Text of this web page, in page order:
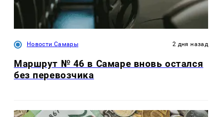
Новости Самары 2 дня назад
Маршрут № 46 в Самаре вновь остался
без перевозчика